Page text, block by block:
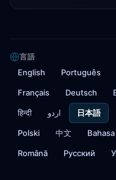
言語
English Português
Français Deutsch
हिन्दी اردو 日本語
Polski 中文
Română Русский